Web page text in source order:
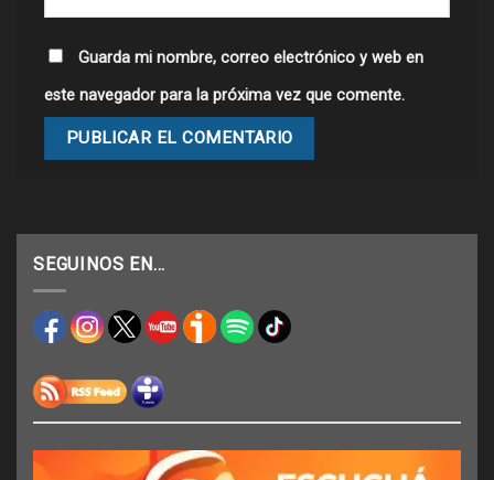
Guarda mi nombre, correo electrónico y web en
este navegador para la próxima vez que comente.
SEGUINOS EN…